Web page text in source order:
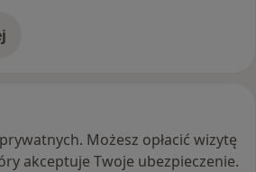
Możesz opłacić wizytę
akceptuje Twoje ubezpieczenie.